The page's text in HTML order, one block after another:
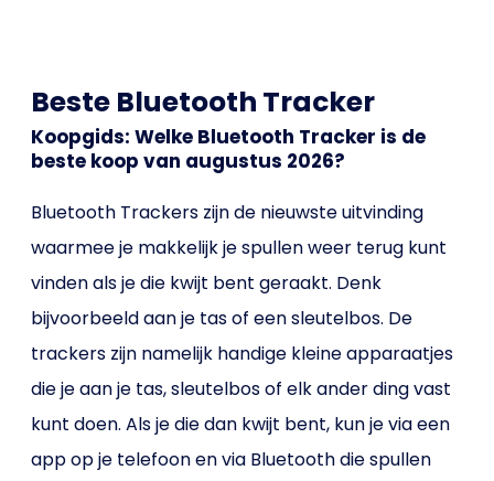
Beste Bluetooth Tracker
Koopgids: Welke Bluetooth Tracker is de
beste koop van augustus 2026?
Bluetooth Trackers zijn de nieuwste uitvinding
waarmee je makkelijk je spullen weer terug kunt
vinden als je die kwijt bent geraakt. Denk
bijvoorbeeld aan je tas of een sleutelbos. De
trackers zijn namelijk handige kleine apparaatjes
die je aan je tas, sleutelbos of elk ander ding vast
kunt doen. Als je die dan kwijt bent, kun je via een
app op je telefoon en via Bluetooth die spullen